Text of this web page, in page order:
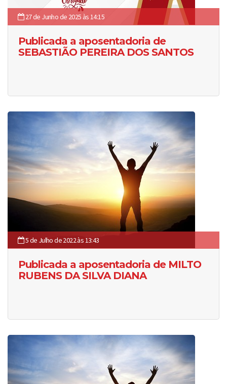
27 de Junho de 2025 às 14:15
Publicada a aposentadoria de
SEBASTIÃO PEREIRA DOS SANTOS
5 de Julho de 2022 às 13:43
Publicada a aposentadoria de MILTO
RUBENS DA SILVA DIANA